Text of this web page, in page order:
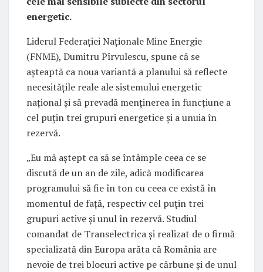
energetic.
Liderul Federației Naționale Mine Energie
(FNME), Dumitru Pîrvulescu, spune că se
așteaptă ca noua variantă a planului să reflecte
necesitățile reale ale sistemului energetic
național și să prevadă menținerea în funcțiune a
cel puțin trei grupuri energetice și a unuia în
rezervă.
„Eu mă aștept ca să se întâmple ceea ce se
discută de un an de zile, adică modificarea
programului să fie în ton cu ceea ce există în
momentul de față, respectiv cel puțin trei
grupuri active și unul în rezervă. Studiul
comandat de Transelectrica și realizat de o firmă
specializată din Europa arăta că România are
nevoie de trei blocuri active pe cărbune și de unul